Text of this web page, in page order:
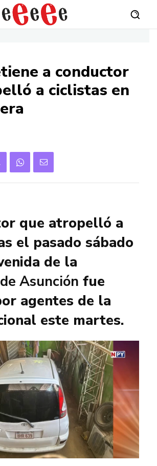
a conductor
a ciclistas en
que atropelló a
el pasado sábado
de la
Asunción fue
agentes de la
este martes.